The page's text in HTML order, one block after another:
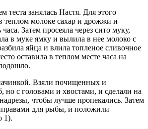
теста занялась Настя. Для этого
теплом молоке сахар и дрожжи и
часа. Затем просеяла через сито муку,
в муке ямку и вылила в нее молоко с
яйца и влила топленое сливочное
оставила в теплом месте часа на
Взяли почищенных и
с головами и хвостами, и сделали на
чтобы лучше пропекались. Затем
для рыбы, и положили
1).